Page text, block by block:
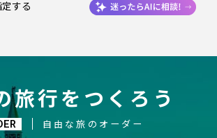
する
旅行をつくろう
自由な旅のオーダー